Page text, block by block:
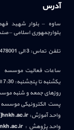
آدرس
ساوه – بلوار شهید
بلوارجمهوری اسلامی – صندوق پستی: 147-
تلفن تماس: 3 الی 42478001 – 086
ساعات فعالیت موسسه
یکشنبه تا پنجشنبه: 7:30 الی 15
روزهای جمعه و شنبه
پست الکترونیکی
واحد آموزش:
واحد پژوهش :